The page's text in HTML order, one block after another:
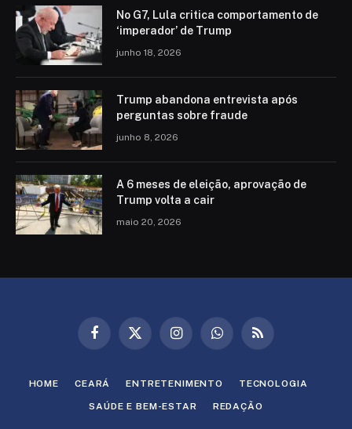
No G7, Lula critica comportamento de
‘imperador’ de Trump
junho 18, 2026
Trump abandona entrevista após
perguntas sobre fraude
junho 8, 2026
A 6 meses de eleição, aprovação de
Trump volta a cair
maio 20, 2026
Facebook
X
InstagramWhatsAppRSS
HOME CEARÁ ENTRETENIMENTO TECNOLOGIA
SAÚDE E BEM-ESTAR REDAÇÃO